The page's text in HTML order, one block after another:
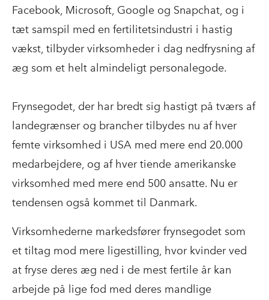
Facebook, Microsoft, Google og Snapchat, og i
tæt samspil med en fertilitetsindustri i hastig
vækst, tilbyder virksomheder i dag nedfrysning af
æg som et helt almindeligt personalegode.
Frynsegodet, der har bredt sig hastigt på tværs af
landegrænser og brancher tilbydes nu af hver
femte virksomhed i USA med mere end 20.000
medarbejdere, og af hver tiende amerikanske
virksomhed med mere end 500 ansatte. Nu er
tendensen også kommet til Danmark.
Virksomhederne markedsfører frynsegodet som
et tiltag mod mere ligestilling, hvor kvinder ved
at fryse deres æg ned i de mest fertile år kan
arbejde på lige fod med deres mandlige